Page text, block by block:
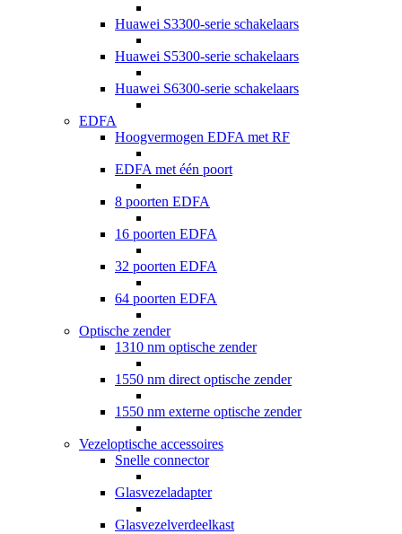
Huawei S3300-serie schakelaars
Huawei S5300-serie schakelaars
Huawei S6300-serie schakelaars
EDFA
Hoogvermogen EDFA met RF
EDFA met één poort
8 poorten EDFA
16 poorten EDFA
32 poorten EDFA
64 poorten EDFA
Optische zender
1310 nm optische zender
1550 nm direct optische zender
1550 nm externe optische zender
Vezeloptische accessoires
Snelle connector
Glasvezeladapter
Glasvezelverdeelkast